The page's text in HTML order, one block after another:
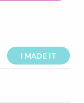
I MADE IT